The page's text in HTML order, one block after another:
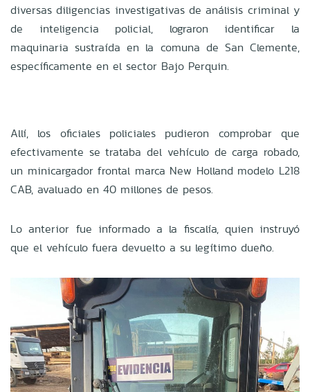
diversas diligencias investigativas de análisis criminal y
de inteligencia policial, lograron identificar la
maquinaria sustraída en la comuna de San Clemente,
específicamente en el sector Bajo Perquin.
Allí, los oficiales policiales pudieron comprobar que
efectivamente se trataba del vehículo de carga robado,
un minicargador frontal marca New Holland modelo L218
CAB, avaluado en 40 millones de pesos.
Lo anterior fue informado a la fiscalía, quien instruyó
que el vehículo fuera devuelto a su legítimo dueño.